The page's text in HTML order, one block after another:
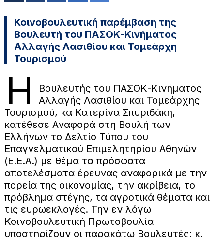
Κοινοβουλευτική παρέμβαση της
Βουλευτή του ΠΑΣΟΚ-Κινήματος
Αλλαγής Λασιθίου και Τομεάρχη
Τουρισμού
Η
Βουλευτής του ΠΑΣΟΚ-Κινήματος
Αλλαγής Λασιθίου και Τομεάρχης
Τουρισμού, κα Κατερίνα Σπυριδάκη,
κατέθεσε Αναφορά στη Βουλή των
Ελλήνων το Δελτίο Τύπου του
Επαγγελματικού Επιμελητηρίου Αθηνών
(Ε.Ε.Α.) με θέμα τα πρόσφατα
αποτελέσματα έρευνας αναφορικά με την
πορεία της οικονομίας, την ακρίβεια, το
πρόβλημα στέγης, τα αγροτικά θέματα και
τις ευρωεκλογές. Την εν λόγω
Κοινοβουλευτική Πρωτοβουλία
υποστηρίζουν οι παρακάτω Βουλευτές: κ.